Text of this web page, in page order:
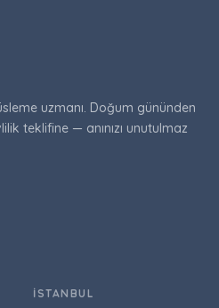
uzmanı. Doğum gününden
teklifine — anınızı unutulmaz
İSTANBUL